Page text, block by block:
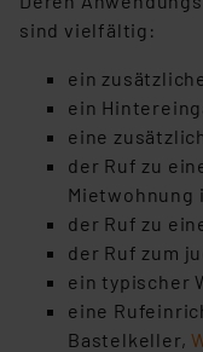
der
dass die USA als
Datenschutz nach
besteht etwa das
hiergegen
Unsere
sich auf die
Europäischen
Beurteilung der
sind vielfältig:
ein
ein
eine
der Ruf zu
Mietwohnung
der Ruf zu
der Ruf zum
ein typischer
eine
Bastelkeller,